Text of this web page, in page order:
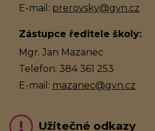
E-mail: prerovsky@gvn.cz
Zástupce ředitele školy:
Mgr. Jan Mazanec
Telefon: 384 361 253
E-mail: mazanec@gvn.cz
Užitečné odkazy